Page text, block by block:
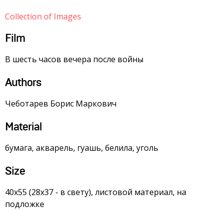
Collection of Images
Film
В шесть часов вечера после войны
Authors
Чеботарев Борис Маркович
Material
бумага, акварель, гуашь, белила, уголь
Size
40х55 (28х37 - в свету), листовой материал, на
подложке